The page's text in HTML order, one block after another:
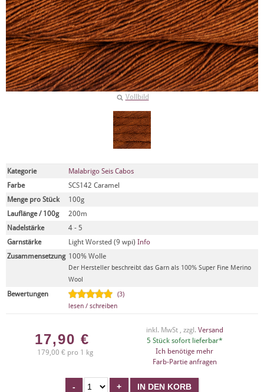
Vollbild
Kategorie
Malabrigo Seis Cabos
Farbe
SCS142 Caramel
Menge pro Stück
100g
Lauflänge / 100g
200m
Nadelstärke
4 - 5
Garnstärke
Light Worsted (9 wpi) Info
Zusammensetzung 100% Wolle
Der Hersteller beschreibt das Garn als 100% Super Fine Merino
Wool
Bewertungen
(3)
lesen / schreiben
17,90 €
179,00 € pro 1 kg
inkl. MwSt , zzgl. Versand
5 Stück sofort lieferbar*
Ich benötige mehr
Farb-Partie anfragen